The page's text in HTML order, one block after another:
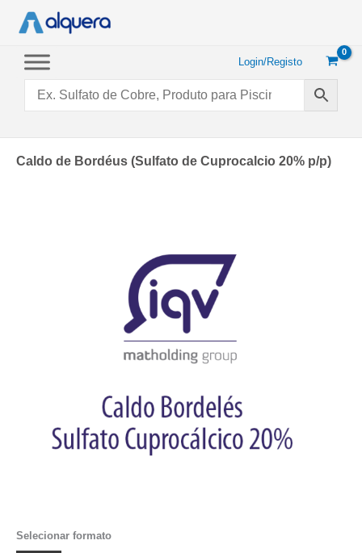
conteúdo
Login/Registo
Caldo de Bordéus (Sulfato de Cuprocalcio 20% p/p)
Selecionar formato